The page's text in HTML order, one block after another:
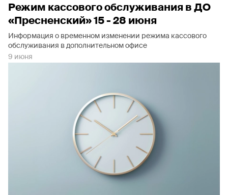
Режим кассового обслуживания в ДО
«Пресненский» 15 - 28 июня
Информация о временном изменении режима кассового
обслуживания в дополнительном офисе
9 июня